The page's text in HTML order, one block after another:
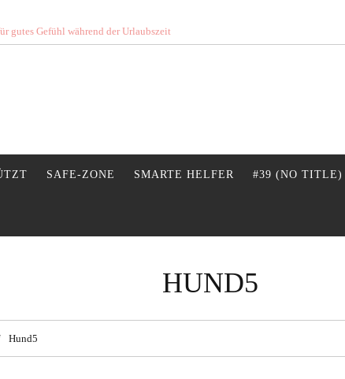
gutes Gefühl während der Urlaubszeit
SAFE-ZONE SMARTE HELFER #39 (NO TITLE)
HUND5
Hund5